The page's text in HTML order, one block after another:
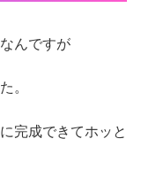
んですが
。
完成できてホッと